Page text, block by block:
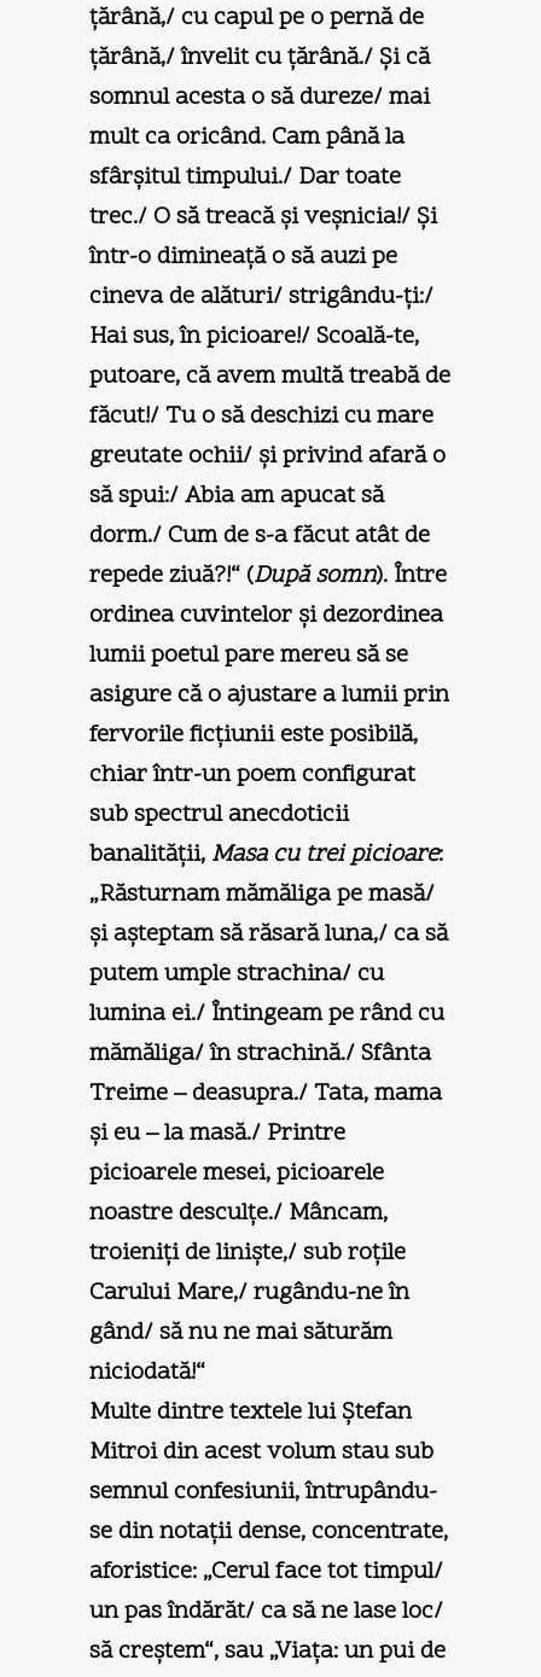
ţărână,/ cu capul pe o pernă de
ţărână,/ învelit cu ţărână./ Şi că
somnul acesta o să dureze/ mai
mult ca oricând. Cam până la
sfârşitul timpului./ Dar toate
trec./ O să treacă şi veşnicia!/ Şi
într-o dimineaţă o să auzi pe
cineva de alături/ strigându-ţi:/
Hai sus, în picioare!/ Scoală-te,
putoare, că avem multă treabă de
făcut!/ Tu o să deschizi cu mare
greutate ochii/ şi privind afară o
să spui:/ Abia am apucat să
dorm./ Cum de s-a făcut atât de
repede ziuă?!“ (După somn). Între
ordinea cuvintelor şi dezordinea
lumii poetul pare mereu să se
asigure că o ajustare a lumii prin
fervorile ficţiunii este posibilă,
chiar într-un poem configurat
sub spectrul anecdoticii
banalităţii, Masa cu trei picioare:
„Răsturnam mămăliga pe masă/
şi aşteptam să răsară luna,/ ca să
putem umple strachina/ cu
lumina ei./ Întingeam pe rând cu
mămăliga/ în strachină./ Sfânta
Treime – deasupra./ Tata, mama
şi eu – la masă./ Printre
picioarele mesei, picioarele
noastre desculţe./ Mâncam,
troieniţi de linişte,/ sub roţile
Carului Mare,/ rugându-ne în
gând/ să nu ne mai săturăm
niciodată!“
Multe dintre textele lui Ştefan
Mitroi din acest volum stau sub
semnul confesiunii, întrupându-
se din notaţii dense, concentrate,
aforistice: „Cerul face tot timpul/
un pas îndărăt/ ca să ne lase loc/
să creştem“, sau „Viaţa: un pui de